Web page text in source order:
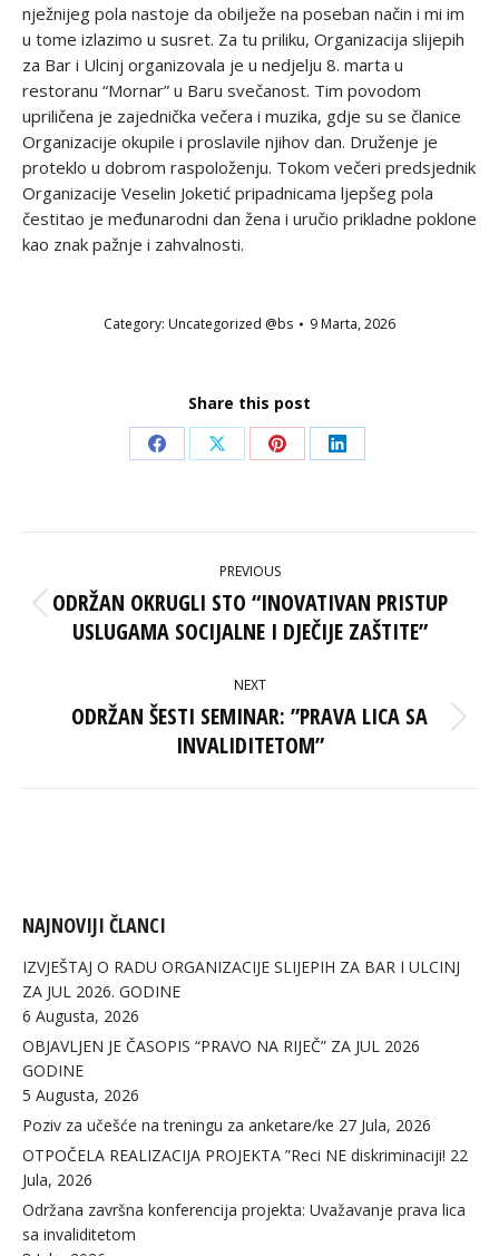
nježnijeg pola nastoje da obilježe na poseban način i mi im
u tome izlazimo u susret. Za tu priliku, Organizacija slijepih
za Bar i Ulcinj organizovala je u nedjelju 8. marta u
restoranu “Mornar” u Baru svečanost. Tim povodom
upriličena je zajednička večera i muzika, gdje su se članice
Organizacije okupile i proslavile njihov dan. Druženje je
proteklo u dobrom raspoloženju. Tokom večeri predsjednik
Organizacije Veselin Joketić pripadnicama ljepšeg pola
čestitao je međunarodni dan žena i uručio prikladne poklone
kao znak pažnje i zahvalnosti.
Category: Uncategorized @bs 9 Marta, 2026
Share this post
Share
Facebook
Share
X
Share
Pinterest
Share
LinkedIn
NAVIGATION
PREVIOUS
Previous
post:
ODRŽAN OKRUGLI STO “INOVATIVAN PRISTUP
USLUGAMA SOCIJALNE I DJEČIJE ZAŠTITE”
NEXT
Next
post:
ODRŽAN ŠESTI SEMINAR: ”PRAVA LICA SA
INVALIDITETOM”
NAJNOVIJI ČLANCI
IZVJEŠTAJ O RADU ORGANIZACIJE SLIJEPIH ZA BAR I ULCINJ
ZA JUL 2026. GODINE
6 Augusta, 2026
OBJAVLJEN JE ČASOPIS “PRAVO NA RIJEČ” ZA JUL 2026
GODINE
5 Augusta, 2026
Poziv za učešće na treningu za anketare/ke 27 Jula, 2026
OTPOČELA REALIZACIJA PROJEKTA ”Reci NE diskriminaciji! 22
Jula, 2026
Održana završna konferencija projekta: Uvažavanje prava lica
sa invaliditetom